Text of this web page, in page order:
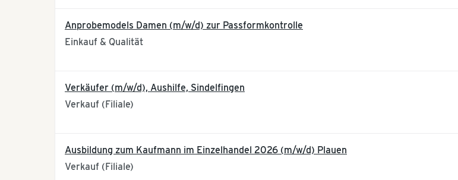
Anprobemodels Damen (m/w/d) zur Passformkontrolle
Einkauf & Qualität
Verkäufer (m/w/d), Aushilfe, Sindelfingen
Verkauf (Filiale)
Ausbildung zum Kaufmann im Einzelhandel 2026 (m/w/d) Plauen
Verkauf (Filiale)